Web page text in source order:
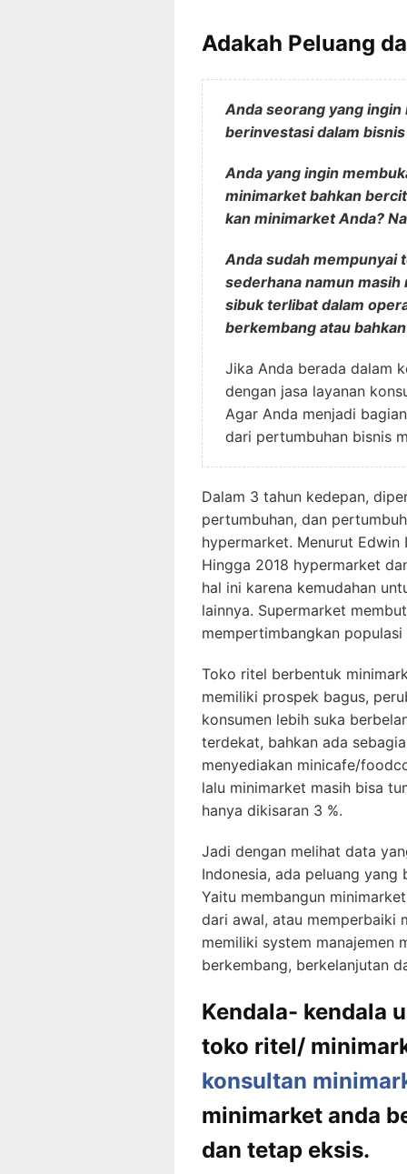
Adakah Peluang
Anda seorang yang
berinvestasi dalam
Anda yang ingin
minimarket bahkan
kan minimarket Anda?
Anda sudah mempunyai
sederhana namun masih
sibuk terlibat dalam
berkembang atau
Jika Anda berada dalam
dengan jasa layanan
Agar Anda menjadi
dari pertumbuhan bisnis
Dalam 3 tahun kedepan,
pertumbuhan, dan
hypermarket. Menurut Edwin
Hingga 2018 hypermarket
hal ini karena kemudahan
lainnya. Supermarket
mempertimbangkan populasi
Toko ritel berbentuk
memiliki prospek bagus,
konsumen lebih suka
terdekat, bahkan ada
menyediakan minicafe/
lalu minimarket masih bisa
hanya dikisaran 3 %.
Jadi dengan melihat data
Indonesia, ada peluang
Yaitu membangun
dari awal, atau memperbaiki
memiliki system manajemen
berkembang, berkelanjutan
Kendala- kendala
toko ritel/
konsultan
minimarket anda
dan tetap eksis.